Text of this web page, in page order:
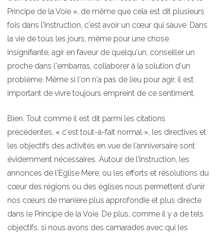
Principe de la Voie », de même que cela est dit plusieurs
fois dans l'Instruction, c'est avoir un cœur qui sauve. Dans
la vie de tous les jours, même pour une chose
insignifiante, agir en faveur de quelqu'un, conseiller un
proche dans l'embarras, collaborer à la solution d'un
problème. Même si l'on n'a pas de lieu pour agir, il est
important de vivre toujours empreint de ce sentiment.
Bien. Tout comme il est dit parmi les citations
précédentes, « c'est tout-à-fait normal », les directives et
les objectifs des activités en vue de l'anniversaire sont
évidemment nécessaires. Autour de l'Instruction, les
annonces de l'Eglise Mère, ou les efforts et résolutions du
cœur des régions ou des églises nous permettent d'unir
nos cœurs de manière plus approfondie et plus directe
dans le Principe de la Voie. De plus, comme il y a de tels
objectifs, si nous avons des camarades avec qui les